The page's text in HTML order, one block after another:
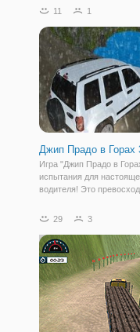
всех пассажиров из
водительское
выполнить все уровни
11 1
Джип Прадо в Горах
Игра "Джип Прадо в
испытания для
водителя! Это
можете
игры проста - вы должны
попытаться
29 3